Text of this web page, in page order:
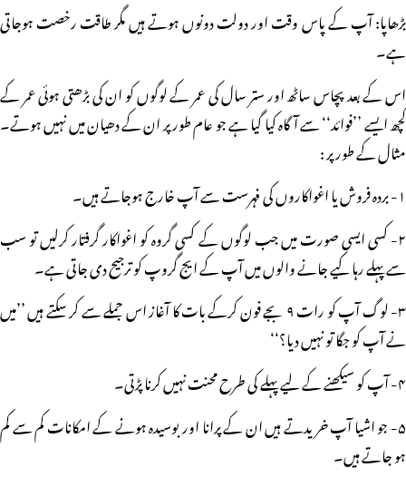
بڑھاپا: آپ کے پاس وقت اور دولت دونوں ہوتے ہیں مگر طاقت رخصت ہوجاتی
ہے۔
اس کے بعد پچاس ساٹھ اور ستر سال کی عمر کے لوگوں کو ان کی بڑھتی ہوئی عمر کے
کچھ ایسے ’’فوائد‘‘ سے آگاہ کیا گیا ہے جو عام طور پر ان کے دھیان میں نہیں ہوتے۔
مثال کے طور پر :
۱- بردہ فروش یا اغواکاروں کی فہرست سے آپ خارج ہوجاتے ہیں۔
۲- کسی ایسی صورت میں جب لوگوں کے کسی گروہ کو اغواکار گرفتار کرلیں تو سب
سے پہلے رہا کیے جانے والوں میں آپ کے ایج گروپ کو ترجیح دی جاتی ہے۔
۳- لوگ آپ کو رات ۹ بجے فون کرکے بات کا آغاز اس جملے سے کر سکتے ہیں ’’میں
نے آپ کو جگا تو نہیں دیا؟‘‘
۴- آپ کو سیکھنے کے لیے پہلے کی طرح محنت نہیں کرنا پڑتی۔
۵- جو اشیا آپ خریدتے ہیں ان کے پرانا اور بوسیدہ ہونے کے امکانات کم سے کم
ہو جاتے ہیں۔